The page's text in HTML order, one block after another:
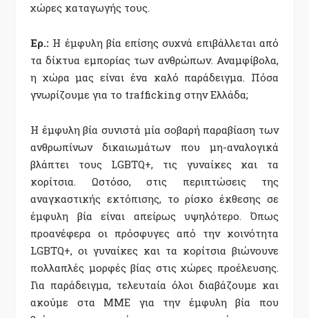
χώρες καταγωγής τους.
Ερ.: Η έμφυλη βία επίσης συχνά επιβάλλεται από
τα δίκτυα εμπορίας των ανθρώπων. Αναμφίβολα,
η χώρα μας είναι ένα καλό παράδειγμα. Πόσα
γνωρίζουμε για το trafficking στην Ελλάδα;
Η έμφυλη βία συνιστά μία σοβαρή παραβίαση των
ανθρωπίνων δικαιωμάτων που μη-αναλογικά
βλάπτει τους LGBTQ+, τις γυναίκες και τα
κορίτσια. Ωστόσο, στις περιπτώσεις της
αναγκαστικής εκτόπισης, το ρίσκο έκθεσης σε
έμφυλη βία είναι απείρως υψηλότερο. Όπως
προανέφερα οι πρόσφυγες από την κοινότητα
LGBTQ+, οι γυναίκες και τα κορίτσια βιώνουνε
πολλαπλές μορφές βίας στις χώρες προέλευσης.
Για παράδειγμα, τελευταία όλοι διαβάζουμε και
ακούμε στα ΜΜΕ για την έμφυλη βία που